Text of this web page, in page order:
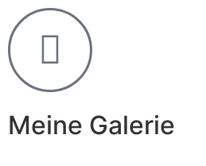
Meine Galerie